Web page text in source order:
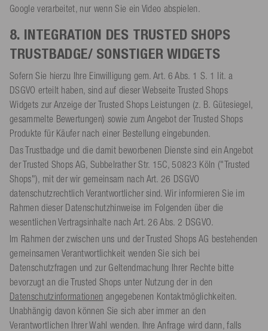
Google verarbeitet, nur wenn Sie ein Video abspielen.
8. INTEGRATION DES TRUSTED SHOPS
TRUSTBADGE/ SONSTIGER WIDGETS
Sofern Sie hierzu Ihre Einwilligung gem. Art. 6 Abs. 1 S. 1 lit. a
DSGVO erteilt haben, sind auf dieser Webseite Trusted Shops
Widgets zur Anzeige der Trusted Shops Leistungen (z. B. Gütesiegel,
gesammelte Bewertungen) sowie zum Angebot der Trusted Shops
Produkte für Käufer nach einer Bestellung eingebunden.
Das Trustbadge und die damit beworbenen Dienste sind ein Angebot
der Trusted Shops AG, Subbelrather Str. 15C, 50823 Köln ("Trusted
Shops"), mit der wir gemeinsam nach Art. 26 DSGVO
datenschutzrechtlich Verantwortlicher sind. Wir informieren Sie im
Rahmen dieser Datenschutzhinweise im Folgenden über die
wesentlichen Vertragsinhalte nach Art. 26 Abs. 2 DSGVO.
Im Rahmen der zwischen uns und der Trusted Shops AG bestehenden
gemeinsamen Verantwortlichkeit wenden Sie sich bei
Datenschutzfragen und zur Geltendmachung Ihrer Rechte bitte
bevorzugt an die Trusted Shops unter Nutzung der in den
Datenschutzinformationen angegebenen Kontaktmöglichkeiten.
Unabhängig davon können Sie sich aber immer an den
Verantwortlichen Ihrer Wahl wenden. Ihre Anfrage wird dann, falls